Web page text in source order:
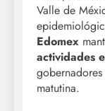
Valle de
Edomex
actividades
matutina.